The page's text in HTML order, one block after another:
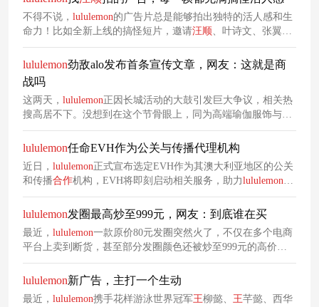
不得不说， lululemon的广告片总是能够拍出独特的活人感和生
命力！比如全新上线的搞怪短片，邀请汪顺 、叶诗文、张翼
祥、何峻毅四位运动员出镜，用“烦人队友”的趣味视角切入，
捕捉他们训练生活中最真实、最松弛的日常互动，看完感觉气
血都变充足了。
lululemon劲敌alo发布首条宣传文章，网友：这就是商
战吗
这两天， lululemon正因长城活动的大鼓引发巨大争议，相关热
搜高居不下。没想到在这个节骨眼上，同为高端瑜伽服饰与运
动休闲品牌、常常被称为“lululemon劲敌”的alo，今日突然发布
了首条宣传推文《你好，中国》，正式闯入中国市场！
lululemon任命EVH作为公关与传播代理机构
近日， lululemon正式宣布选定EVH作为其澳大利亚地区的公关
和传播合作机构，EVH将即刻启动相关服务，助力lululemon在
澳大利亚市场的品牌传播与业务拓展。EVH的专业公关传播能
力，将成为lululemon实现这一战略目标的重要助力，助力品牌
在澳大利亚市场进一步提升品牌影响力、深化社区联结。
lululemon发圈最高炒至999元，网友：到底谁在买
最近， lululemon一款原价80元发圈突然火了，不仅在多个电商
平台上卖到断货，甚至部分发圈颜色还被炒至999元的高价！
虽然中产都爱买lululemon，但这个品牌毕竟不是巴黎世家那样
的奢侈品牌，也因此，一个发圈溢价炒至999元，便迅速引发
lululemon新广告，主打一个生动
最近， lululemon携手花样游泳世界冠军王柳懿、 王芊懿、西华